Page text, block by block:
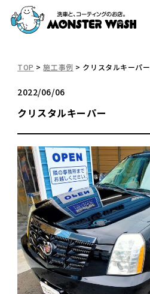
TOP >施工事例 > クリスタルキーパー
2022/06/06
クリスタルキーパー